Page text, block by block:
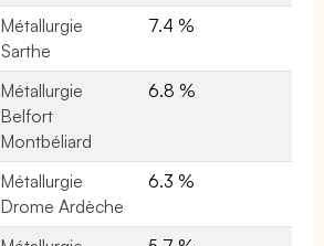
Métallurgie
Sarthe
7.4 %
Métallurgie
Belfort
Montbéliard
6.8 %
Métallurgie
Drome Ardèche
6.3 %